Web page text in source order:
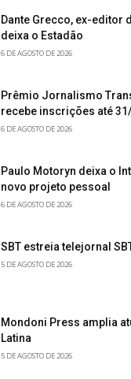
Dante Grecco, ex-editor
deixa o Estadão
6 DE AGOSTO DE 2026
Prêmio Jornalismo
recebe inscrições até
6 DE AGOSTO DE 2026
Paulo Motoryn deixa o
novo projeto pessoal
6 DE AGOSTO DE 2026
SBT estreia telejornal
5 DE AGOSTO DE 2026
Mondoni Press amplia
Latina
5 DE AGOSTO DE 2026